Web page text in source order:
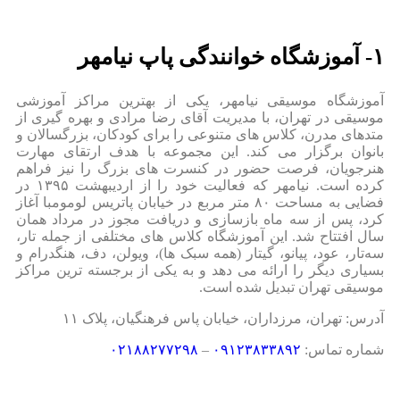
۱- آموزشگاه خوانندگی پاپ نیامهر
آموزشگاه موسیقی نیامهر، یکی از بهترین مراکز آموزشی
موسیقی در تهران، با مدیریت آقای رضا مرادی و بهره‌ گیری از
متدهای مدرن، کلاس‌ های متنوعی را برای کودکان، بزرگسالان و
بانوان برگزار می‌ کند. این مجموعه با هدف ارتقای مهارت
هنرجویان، فرصت حضور در کنسرت‌ های بزرگ را نیز فراهم
کرده است. نیامهر که فعالیت خود را از اردیبهشت ۱۳۹۵ در
فضایی به مساحت ۸۰ متر مربع در خیابان پاتریس لومومبا آغاز
کرد، پس از سه ماه بازسازی و دریافت مجوز در مرداد همان
سال افتتاح شد. این آموزشگاه کلاس‌ های مختلفی از جمله تار،
سه‌تار، عود، پیانو، گیتار (همه سبک‌ ها)، ویولن، دف، هنگدرام و
بسیاری دیگر را ارائه می‌ دهد و به یکی از برجسته‌ ترین مراکز
موسیقی تهران تبدیل شده است.
آدرس: تهران، مرزداران، خیابان پاس فرهنگیان، پلاک ۱۱
شماره تماس: ۰۹۱۲۳۸۳۳۸۹۲ – ۰۲۱۸۸۲۷۷۲۹۸